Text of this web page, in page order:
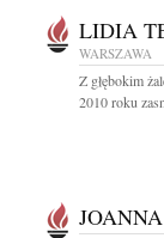
LIDIA
WARSZAWA
Z głębokim
2010 roku